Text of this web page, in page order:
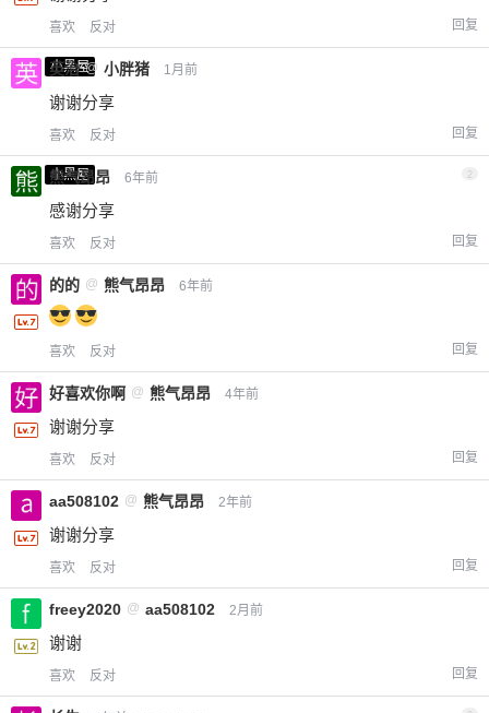
喜欢 反对 回复
小黑屋
英治 @ 小胖猪 1月前
谢谢分享
喜欢 反对 回复
小黑屋
熊气昂昂 6年前 2
感谢分享
喜欢 反对 回复
的的 @ 熊气昂昂 6年前
喜欢 反对 回复
好喜欢你啊 @ 熊气昂昂 4年前
谢谢分享
喜欢 反对 回复
aa508102 @ 熊气昂昂 2年前
谢谢分享
喜欢 反对 回复
freey2020 @ aa508102 2月前
谢谢
喜欢 反对 回复